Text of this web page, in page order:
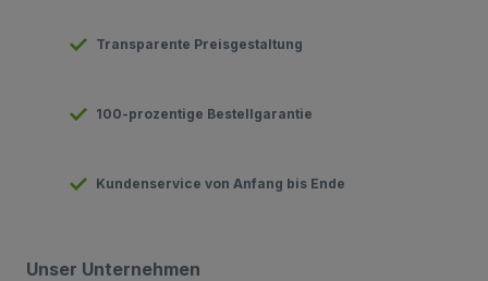
Transparente Preisgestaltung
100-prozentige Bestellgarantie
Kundenservice von Anfang bis Ende
Unser Unternehmen